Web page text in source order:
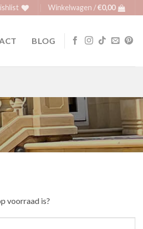
Winkelwagen /€0,00
BLOG
voorraad is?